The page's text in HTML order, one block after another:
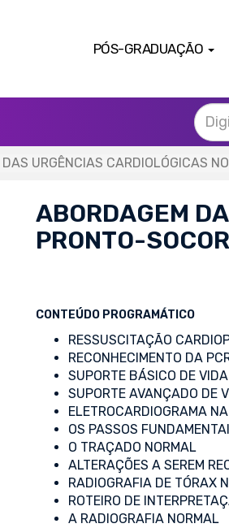
PÓS-GRADUAÇÃO
URGÊNCIAS CARDIOLÓGICAS
ABORDAGEM
PRONTO-
CONTEÚDO PROGRAMÁTICO
RESSUSCITAÇÃO
RECONHECIMENTO DA
SUPORTE BÁSICO DE VIDA
SUPORTE AVANÇADO DE
ELETROCARDIOGRAMA
OS PASSOS
O TRAÇADO NORMAL
ALTERAÇÕES A SEREM
RADIOGRAFIA DE TÓRAX
ROTEIRO DE
A RADIOGRAFIA NORMAL